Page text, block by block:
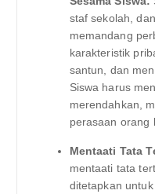
staf sekolah,
memandang
karakteristik
santun, dan
Siswa harus
merendahkan,
perasaan orang
Mentaati Tata
mentaati tata
ditetapkan